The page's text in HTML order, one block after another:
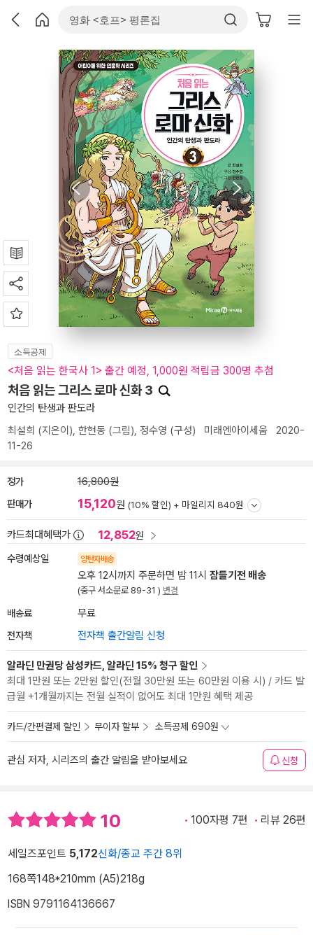
소득공제
<처음 읽는 한국사 1> 출간 예정, 1,000원 적립금 300명 추첨
처음 읽는 그리스 로마 신화 3
인간의 탄생과 판도라
최설희 (지은이), 한현동 (그림), 정수영 (구성) 미래엔아이세움 2020-
11-26
정가 16,800원
판매가 15,120원 (10% 할인) + 마일리지 840원
카드최대혜택가 12,852원
수령예상일 양탄자배송
오후 12시까지 주문하면 밤 11시 잠들기전 배송
(중구 서소문로 89-31 ) 변경
배송료 무료
전자책 전자책 출간알림 신청
알라딘 만권당 삼성카드, 알라딘 15% 청구 할인
최대 1만원 또는 2만원 할인(전월 30만원 또는 60만원 이용 시) / 카드 발
급월 +1개월까지는 전월 실적이 없어도 최대 1만원 혜택 제공
카드/간편결제 할인 무이자 할부 소득공제 690원
관심 저자, 시리즈의 출간 알림을 받아보세요 신청
10 100자평 7편 리뷰 26편
세일즈포인트 5,172신화/종교 주간 8위
168쪽148*210mm (A5)218g
ISBN 9791164136667